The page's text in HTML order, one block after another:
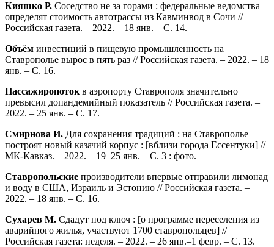
Кияшко Р. Соседство не за горами : федеральные ведомства
определят стоимость автотрассы из Кавминвод в Сочи //
Российская газета. – 2022. – 18 янв. – С. 14.
Объём инвестиций в пищевую промышленность на
Ставрополье вырос в пять раз // Российская газета. – 2022. – 18
янв. – С. 16.
Пассажиропоток в аэропорту Ставрополя значительно
превысил допандемийный показатель // Российская газета. –
2022. – 25 янв. – С. 17.
Смирнова И. Для сохранения традиций : на Ставрополье
построят новый казачий корпус : [вблизи города Ессентуки] //
МК-Кавказ. – 2022. – 19–25 янв. – С. 3 : фото.
Ставропольские производители впервые отправили лимонад
и воду в США, Израиль и Эстонию // Российская газета. –
2022. – 18 янв. – С. 16.
Сухарев М. Сдадут под ключ : [о программе переселения из
аварийного жилья, участвуют 1700 ставропольцев] //
Российская газета: неделя. – 2022. – 26 янв.–1 февр. – С. 13.